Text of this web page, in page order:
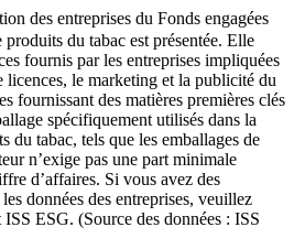
des entreprises du Fonds engagées
du tabac est présentée. Elle
fournis par les entreprises impliquées
licences, le marketing et la publicité du
fournissant des matières premières clés
spécifiquement utilisés dans la
du tabac, tels que les emballages de
n’exige pas une part minimale
d’affaires. Si vous avez des
données des entreprises, veuillez
ESG. (Source des données : ISS